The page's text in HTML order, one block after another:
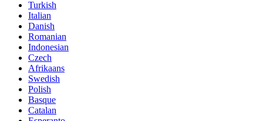
Turkish
Italian
Danish
Romanian
Indonesian
Czech
Afrikaans
Swedish
Polish
Basque
Catalan